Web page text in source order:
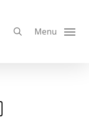
Menu